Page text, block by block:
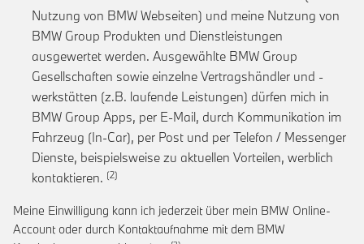
Nutzung von BMW Webseiten) und meine Nutzung von
BMW Group Produkten und Dienstleistungen
ausgewertet werden. Ausgewählte BMW Group
Gesellschaften sowie einzelne Vertragshändler und -
werkstätten (z.B. laufende Leistungen) dürfen mich in
BMW Group Apps, per E-Mail, durch Kommunikation im
Fahrzeug (In-Car), per Post und per Telefon / Messenger
Dienste, beispielsweise zu aktuellen Vorteilen, werblich
kontaktieren. Link zur Fußnote: Einwilligung zur
Meine Einwilligung kann ich jederzeit über mein BMW Online-
Account oder durch Kontaktaufnahme mit dem BMW